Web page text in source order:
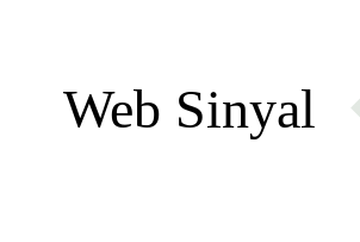
Web Sinyal